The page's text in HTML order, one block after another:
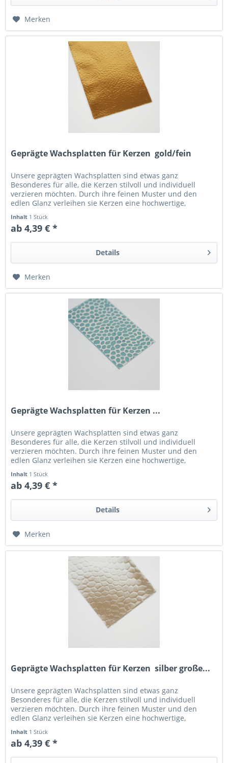
Merken
Geprägte Wachsplatten für Kerzen  gold/fein
Unsere geprägten Wachsplatten sind etwas ganz
Besonderes für alle, die Kerzen stilvoll und individuell
verzieren möchten. Durch ihre feinen Muster und den
edlen Glanz verleihen sie Kerzen eine hochwertige,
Inhalt 1 Stück
ab 4,39 € *
Details
Merken
Geprägte Wachsplatten für Kerzen ...
Unsere geprägten Wachsplatten sind etwas ganz
Besonderes für alle, die Kerzen stilvoll und individuell
verzieren möchten. Durch ihre feinen Muster und den
edlen Glanz verleihen sie Kerzen eine hochwertige,
Inhalt 1 Stück
ab 4,39 € *
Details
Merken
Geprägte Wachsplatten für Kerzen  silber große...
Unsere geprägten Wachsplatten sind etwas ganz
Besonderes für alle, die Kerzen stilvoll und individuell
verzieren möchten. Durch ihre feinen Muster und den
edlen Glanz verleihen sie Kerzen eine hochwertige,
Inhalt 1 Stück
ab 4,39 € *